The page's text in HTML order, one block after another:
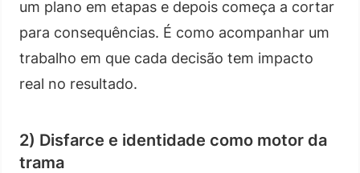
um plano em etapas e depois começa a cortar
para consequências. É como acompanhar um
trabalho em que cada decisão tem impacto
real no resultado.
2) Disfarce e identidade como motor da
trama